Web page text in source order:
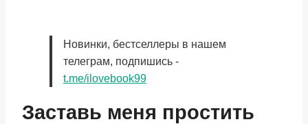
Новинки, бестселлеры в нашем
телеграм, подпишись -
t.me/ilovebook99
Заставь меня простить